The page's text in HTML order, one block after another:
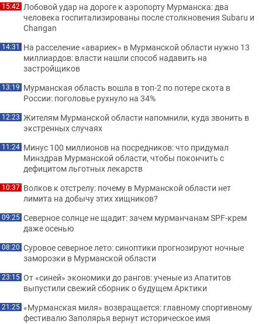
15:42 Лобовой удар на дороге к аэропорту Мурманска: два
человека госпитализированы после столкновения Subaru и
Changan
14:31 На расселение «авариек» в Мурманской области нужно 13
миллиардов: власти нашли способ надавить на
застройщиков
13:19 Мурманская область вошла в топ-2 по потере скота в
России: поголовье рухнуло на 34%
12:23 Жителям Мурманской области напомнили, куда звонить в
экстренных случаях
11:24 Минус 100 миллионов на посредников: что придумал
Минздрав Мурманской области, чтобы покончить с
дефицитом льготных лекарств
10:37 Волков к отстрелу: почему в Мурманской области нет
лимита на добычу этих хищников?
09:25 Северное солнце не щадит: зачем мурманчанам SPF-крем
даже осенью
08:20 Суровое северное лето: синоптики прогнозируют ночные
заморозки в Мурманской области
23:15 От «синей» экономики до рангов: ученые из Апатитов
выпустили свежий сборник о будущем Арктики
21:25 «Мурманская миля» возвращается: главному спортивному
фестивалю Заполярья вернут историческое имя